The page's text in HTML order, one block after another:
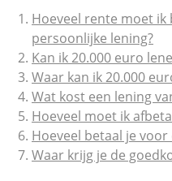
Hoeveel rente moet ik
persoonlijke lening?
Kan ik 20.000 euro
Waar kan ik 20.000
Wat kost een lening
Hoeveel moet ik
Hoeveel betaal je
Waar krijg je de